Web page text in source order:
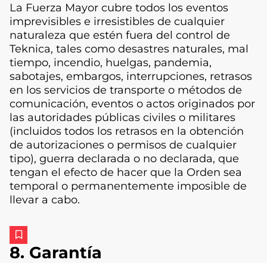
La Fuerza Mayor cubre todos los eventos
imprevisibles e irresistibles de cualquier
naturaleza que estén fuera del control de
Teknica, tales como desastres naturales, mal
tiempo, incendio, huelgas, pandemia,
sabotajes, embargos, interrupciones, retrasos
en los servicios de transporte o métodos de
comunicación, eventos o actos originados por
las autoridades públicas civiles o militares
(incluidos todos los retrasos en la obtención
de autorizaciones o permisos de cualquier
tipo), guerra declarada o no declarada, que
tengan el efecto de hacer que la Orden sea
temporal o permanentemente imposible de
llevar a cabo.
8. Garantía